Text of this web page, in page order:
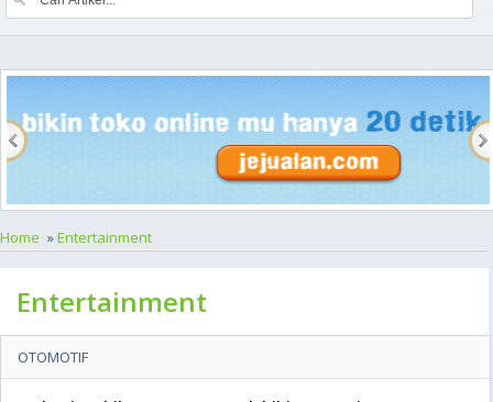
Home »Entertainment
Entertainment
OTOMOTIF